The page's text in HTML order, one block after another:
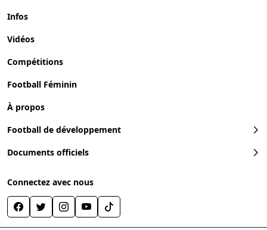
Infos
Vidéos
Compétitions
Football Féminin
À propos
Football de développement
Documents officiels
Connectez avec nous